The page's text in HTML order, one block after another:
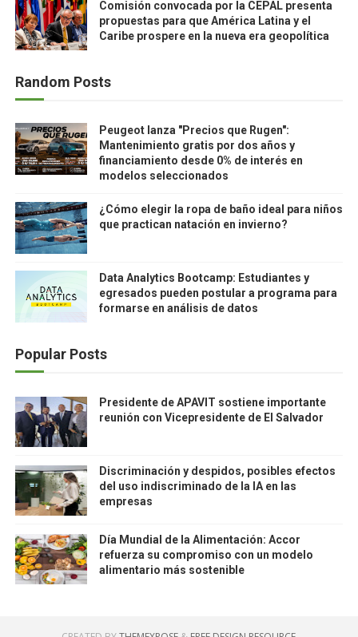
Comisión convocada por la CEPAL presenta
propuestas para que América Latina y el
Caribe prospere en la nueva era geopolítica
Random Posts
Peugeot lanza "Precios que Rugen":
Mantenimiento gratis por dos años y
financiamiento desde 0% de interés en
modelos seleccionados
¿Cómo elegir la ropa de baño ideal para niños
que practican natación en invierno?
Data Analytics Bootcamp: Estudiantes y
egresados pueden postular a programa para
formarse en análisis de datos
Popular Posts
Presidente de APAVIT sostiene importante
reunión con Vicepresidente de El Salvador
Discriminación y despidos, posibles efectos
del uso indiscriminado de la IA en las
empresas
Día Mundial de la Alimentación: Accor
refuerza su compromiso con un modelo
alimentario más sostenible